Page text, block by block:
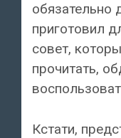
обязательно
приготовил
совет,
прочитать,
Кстати,